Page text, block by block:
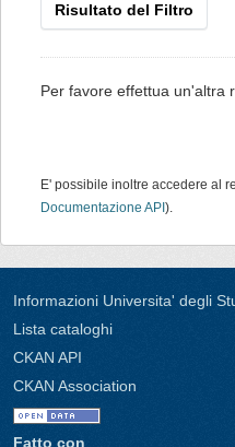
Risultato del Filtro
Per favore effettua un'altra
E' possibile inoltre accedere al
Documentazione API ).
Informazioni Universita' degli
Lista cataloghi
CKAN API
CKAN Association
Fatto con